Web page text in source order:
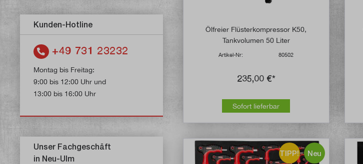
Kunden-Hotline
+49 731 23232
Montag bis Freitag:
9:00 bis 12:00 Uhr und
13:00 bis 16:00 Uhr
Unser Fachgeschäft
in Neu-Ulm
Ölfreier Flüsterkompressor K50,
Tankvolumen 50 Liter
Artikel-Nr: 80502
235,00 €*
Sofort lieferbar
TIPP! Neu